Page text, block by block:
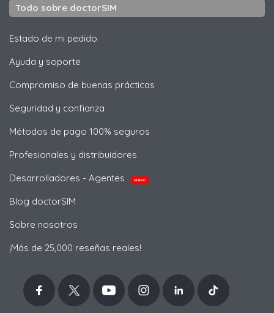
Todo sobre doctorSIM
Estado de mi pedido
Ayuda y soporte
Compromiso de buenas prácticas
Seguridad y confianza
Métodos de pago 100% seguros
Profesionales y distribuidores
Desarrolladores - Agentes
NUEVO
Blog doctorSIM
Sobre nosotros
¡Más de 25,000 reseñas reales!